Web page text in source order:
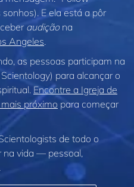
E ela está a pôr
audiçãona
Angeles
as pessoas participam na
para alcançar o
Encontre a Igreja de
próximo para começar
de todo o
na vida — pessoal,